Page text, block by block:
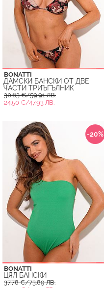
BONATTI
ДАМСКИ БАНСКИ ОТ ДВЕ
ЧАСТИ ТРИЪГЪЛНИК
30.63 €/59.91 ЛВ.
24.50 €/47.93 ЛВ.
-20%
BONATTI
ЦЯЛ БАНСКИ
37.78 €/73.89 ЛВ.